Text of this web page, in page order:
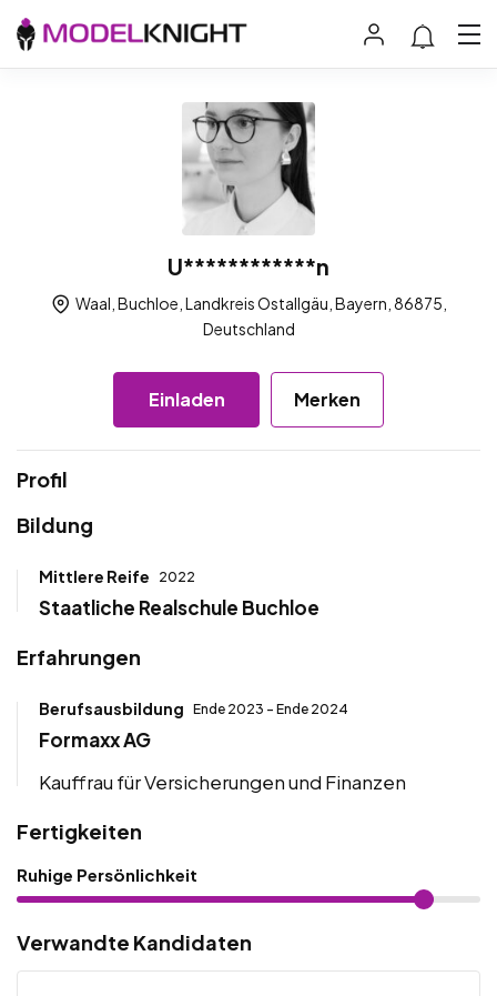
U************n
Waal, Buchloe, Landkreis Ostallgäu, Bayern, 86875,
Deutschland
Einladen Merken
Profil
Bildung
Mittlere Reife 2022
Staatliche Realschule Buchloe
Erfahrungen
Berufsausbildung Ende 2023 - Ende 2024
Formaxx AG
Kauffrau für Versicherungen und Finanzen
Fertigkeiten
Ruhige Persönlichkeit
Verwandte Kandidaten